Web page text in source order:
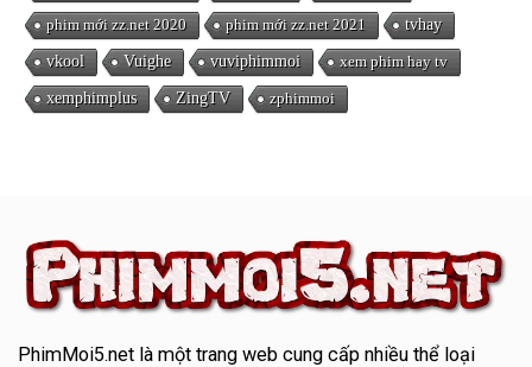
phim mới zz.net 2020 phim mới zz.net 2021 tvhay
vkool Vuighe vuviphimmoi xem phim hay tv
xemphimplus ZingTV zphimmoi
PhimMoi5.netlà một trang web cung cấp nhiều thể loại